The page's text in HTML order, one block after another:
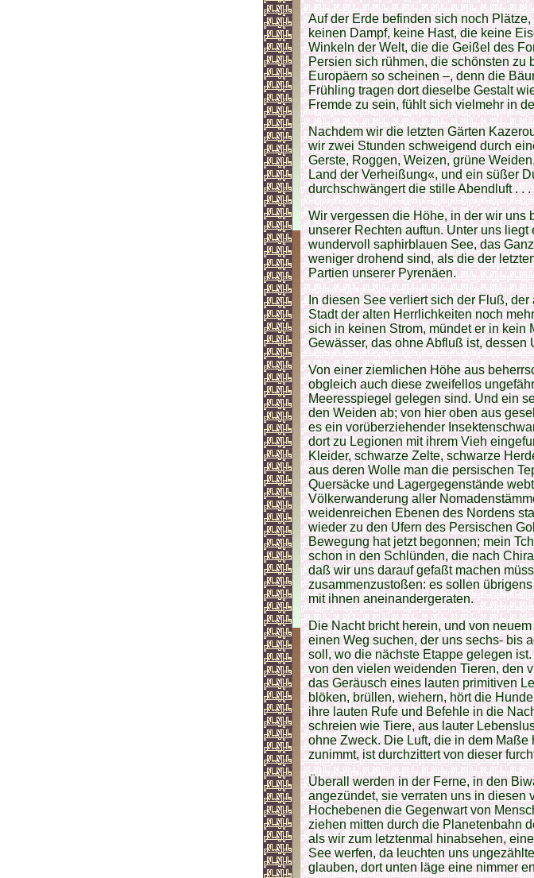
Auf der Erde befinden sich noch
keinen Dampf, keine Hast, die keine
Winkeln der Welt, die die Geißel des
Persien sich rühmen, die schönsten zu
Europäern so scheinen –, denn die
Frühling tragen dort dieselbe Gestalt
Fremde zu sein, fühlt sich vielmehr in
Nachdem wir die letzten Gärten
wir zwei Stunden schweigend durch
Gerste, Roggen, Weizen, grüne
Land der Verheißung«, und ein süßer
durchschwängert die stille Abendluft . . .
Wir vergessen die Höhe, in der wir
unserer Rechten auftun. Unter uns
wundervoll saphirblauen See, das
weniger drohend sind, als die der
Partien unserer Pyrenäen.
In diesen See verliert sich der Fluß,
Stadt der alten Herrlichkeiten noch
sich in keinen Strom, mündet er in kein
Gewässer, das ohne Abfluß ist, dessen
Von einer ziemlichen Höhe aus
obgleich auch diese zweifellos
Meeresspiegel gelegen sind. Und ein
den Weiden ab; von hier oben aus
es ein vorüberziehender
dort zu Legionen mit ihrem Vieh
Kleider, schwarze Zelte, schwarze
aus deren Wolle man die persischen
Quersäcke und Lagergegenstände
Völkerwanderung aller
weidenreichen Ebenen des Nordens
wieder zu den Ufern des Persischen
Bewegung hat jetzt begonnen; mein
schon in den Schlünden, die nach
daß wir uns darauf gefaßt machen
zusammenzustoßen: es sollen
mit ihnen aneinandergeraten.
Die Nacht bricht herein, und von
einen Weg suchen, der uns sechs- bis
soll, wo die nächste Etappe gelegen
von den vielen weidenden Tieren, den
das Geräusch eines lauten primitiven
blöken, brüllen, wiehern, hört die
ihre lauten Rufe und Befehle in die
schreien wie Tiere, aus lauter
ohne Zweck. Die Luft, die in dem
zunimmt, ist durchzittert von dieser
Überall werden in der Ferne, in den
angezündet, sie verraten uns in
Hochebenen die Gegenwart von
ziehen mitten durch die Planetenbahn
als wir zum letztenmal hinabsehen,
See werfen, da leuchten uns
glauben, dort unten läge eine nimmer